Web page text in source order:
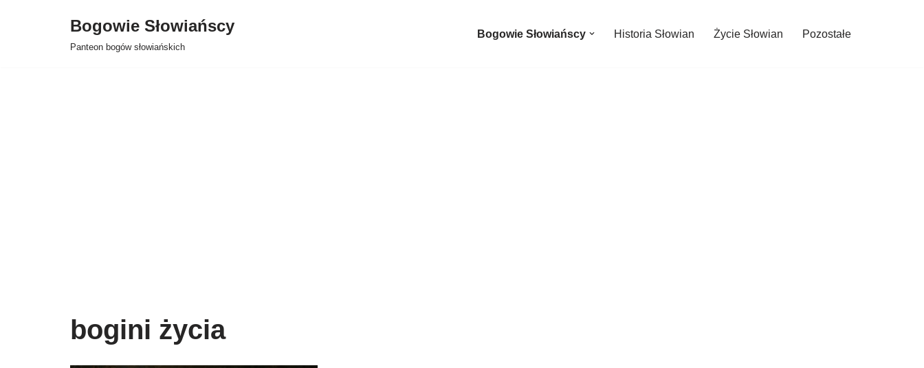
Bogowie Słowiańscy
Panteon bogów słowiańskich
Bogowie Słowiańscy Historia Słowian Życie Słowian Pozostałe
bogini życia